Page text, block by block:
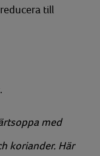
till
med
koriander. Här